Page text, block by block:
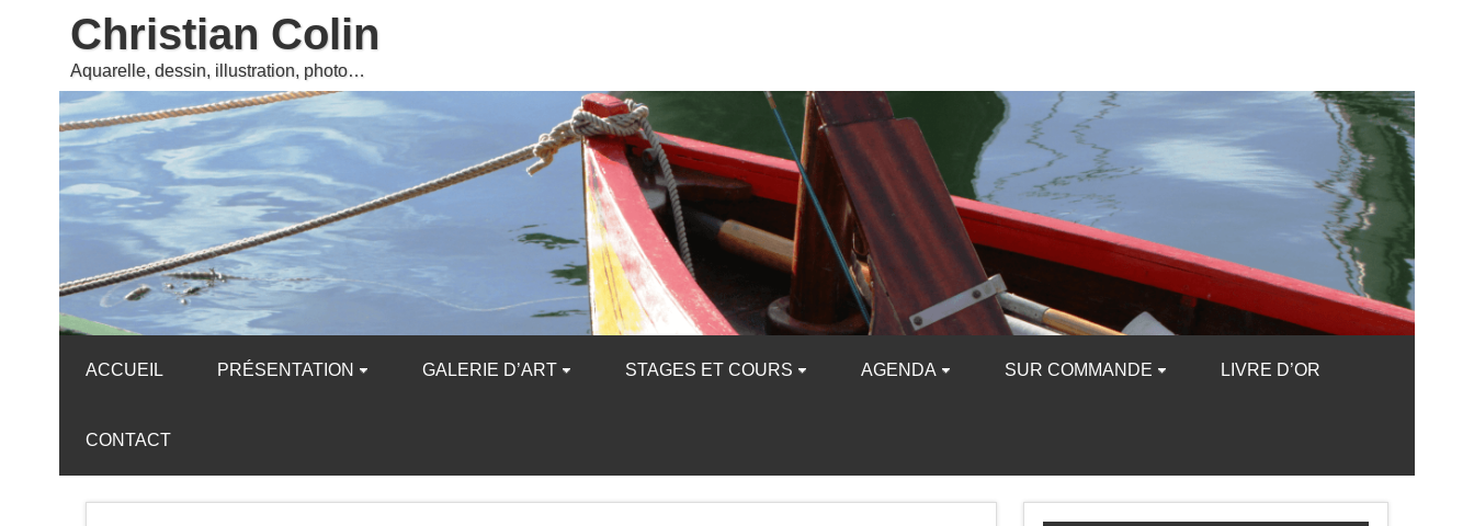
Christian Colin
Aquarelle, dessin, illustration, photo…
ACCUEIL PRÉSENTATION GALERIE D’ART STAGES ET COURS AGENDA SUR COMMANDE LIVRE D’OR
CONTACT